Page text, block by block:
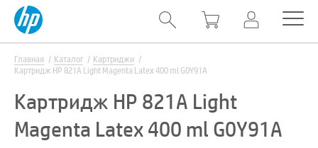
Главная Каталог
Картриджи
Картридж HP 821A Light Magenta Latex 400 ml G0Y91A
Картридж HP 821A Light
Magenta Latex 400 ml G0Y91A